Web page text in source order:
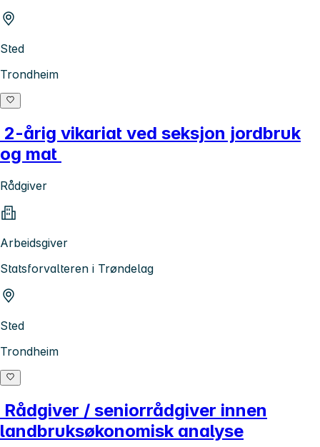
Sted
Trondheim
2-årig vikariat ved seksjon jordbruk
og mat
Rådgiver
Arbeidsgiver
Statsforvalteren i Trøndelag
Sted
Trondheim
Rådgiver / seniorrådgiver innen
landbruksøkonomisk analyse